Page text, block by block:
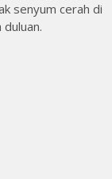
senyum cerah di